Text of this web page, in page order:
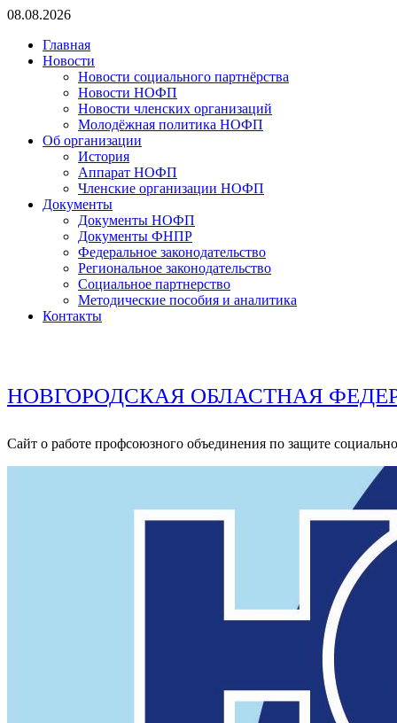
Перейти
содержимому
08.08.2026
Главная
Новости
Новости социального партнёрства
Новости НОФП
Новости членских организаций
Молодёжная политика НОФП
Об организации
История
Аппарат НОФП
Членские организации НОФП
Документы
Документы НОФП
Документы ФНПР
Федеральное законодательство
Региональное законодательство
Социальное партнерство
Методические пособия и аналитика
Контакты
НОВГОРОДСКАЯ ОБЛАСТНАЯ
Сайт о работе профсоюзного объединения по защите